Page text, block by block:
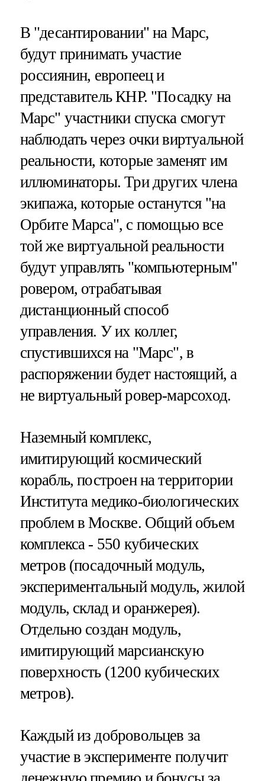
В "десантировании" на Марс,
будут принимать участие
россиянин, европеец и
представитель КНР. "Посадку на
Марс" участники спуска смогут
наблюдать через очки виртуальной
реальности, которые заменят им
иллюминаторы. Три других члена
экипажа, которые останутся "на
Орбите Марса", с помощью все
той же виртуальной реальности
будут управлять "компьютерным"
ровером, отрабатывая
дистанционный способ
управления. У их коллег,
спустившихся на "Марс", в
распоряжении будет настоящий, а
не виртуальный ровер-марсоход.
Наземный комплекс,
имитирующий космический
корабль, построен на территории
Института медико-биологических
проблем в Москве. Общий объем
комплекса - 550 кубических
метров (посадочный модуль,
экспериментальный модуль, жилой
модуль, склад и оранжерея).
Отдельно создан модуль,
имитирующий марсианскую
поверхность (1200 кубических
метров).
Каждый из добровольцев за
участие в эксперименте получит